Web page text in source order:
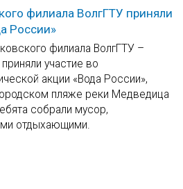
филиала ВолгГТУ приняли
России»
филиала ВолгГТУ –
участие во
акции «Вода России»,
пляже реки Медведица
собрали мусор,
отдыхающими.